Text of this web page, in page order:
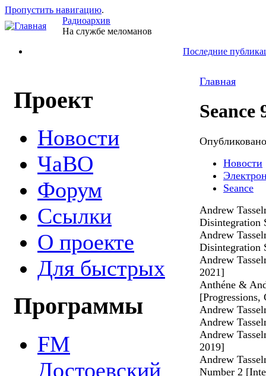
Пропустить навигацию.
Радиоархив
На службе меломанов
Последние
Проект
Новости
ЧаВО
Форум
Ссылки
О проекте
Для быстрых
Программы
FM
Достоевский
Главная
Seance
Новости
Seance
Andrew
Disintegration
Andrew
Disintegration
Andrew
2021]
Anthéne &
[Progressions,
Andrew
Andrew
Andrew
2019]
Andrew
Number 2